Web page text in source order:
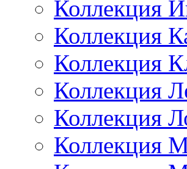
Коллекция
Коллекция
Коллекция
Коллекция
Коллекция
Коллекция